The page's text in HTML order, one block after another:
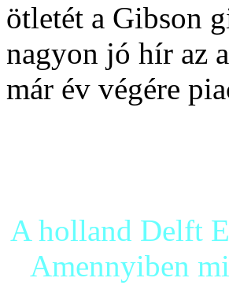
ötletét a Gibson
nagyon jó hír az
már év végére
A holland Delft
Amennyiben